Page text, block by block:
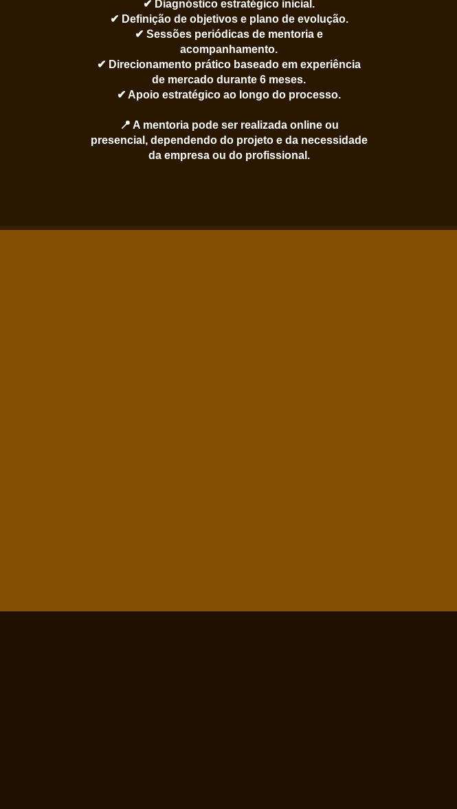
✔ Diagnóstico estratégico inicial.
✔ Definição de objetivos e plano de evolução.
✔ Sessões periódicas de mentoria e
acompanhamento.
✔ Direcionamento prático baseado em experiência
de mercado durante 6 meses.
✔ Apoio estratégico ao longo do processo.
📍 A mentoria pode ser realizada online ou
presencial, dependendo do projeto e da necessidade
da empresa ou do profissional.